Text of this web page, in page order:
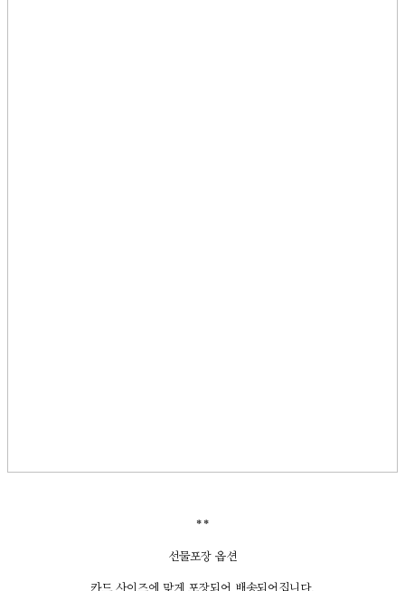
**
선물포장 옵션
카드 사이즈에 맞게 포장되어 배송되어집니다.